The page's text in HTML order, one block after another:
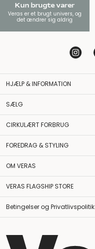
Kun brugte varer
Veras er et brugt univers, og
det ændrer sig aldrig
HJÆLP & INFORMATION
SÆLG
CIRKULÆRT FORBRUG
FOREDRAG & STYLING
OM VERAS
VERAS FLAGSHIP STORE
Betingelser og Privatlivspolitik